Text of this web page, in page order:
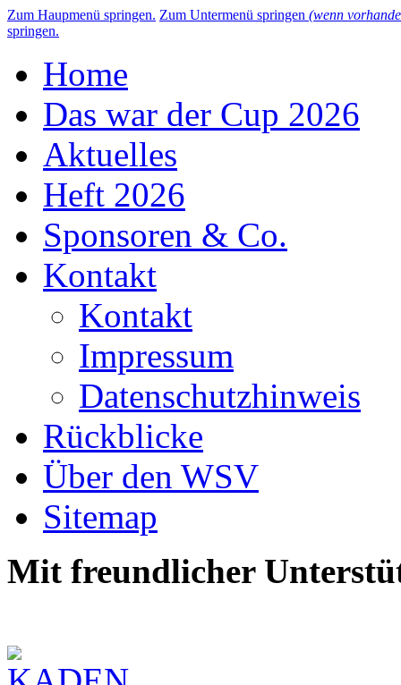
Zum Haupmenü springen. Zum Untermenü springen (wenn
springen.
Home
Das war der Cup 2026
Aktuelles
Heft 2026
Sponsoren & Co.
Kontakt
Kontakt
Impressum
Datenschutzhinweis
Rückblicke
Über den WSV
Sitemap
Mit freundlicher